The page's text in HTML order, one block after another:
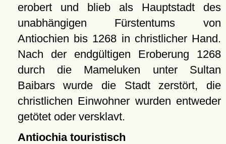
erobert und blieb als Hauptstadt des
unabhängigen Fürstentums von
Antiochien bis 1268 in christlicher Hand.
Nach der endgültigen Eroberung 1268
durch die Mameluken unter Sultan
Baibars wurde die Stadt zerstört, die
christlichen Einwohner wurden entweder
getötet oder versklavt.
Antiochia touristisch